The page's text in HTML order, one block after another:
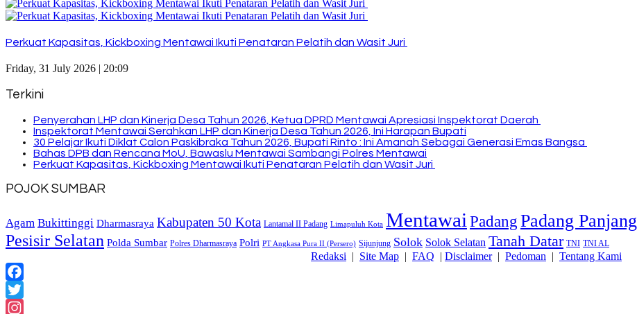
Perkuat Kapasitas, Kickboxing Mentawai Ikuti Penataran Pelatih dan Wasit Juri
Friday, 31 July 2026 | 20:09
Terkini
Penyerahan LHP dan Kinerja Desa Tahun 2026, Ketua DPRD Mentawai Apresiasi Inspektorat Daerah
Inspektorat Mentawai Serahkan LHP dan Kinerja Desa Tahun 2026, Ini Harapan Bupati
30 Pelajar Ikuti Diklat Calon Paskibraka Tahun 2026, Bupati Rinto : Ini Amanah Sebagai Generasi Emas Bangsa
Bahas DPB dan Rencana MoU, Bawaslu Mentawai Sambangi Polres Mentawai
Perkuat Kapasitas, Kickboxing Mentawai Ikuti Penataran Pelatih dan Wasit Juri
POJOK SUMBAR
Agam Bukittinggi Dharmasraya Kabupaten 50 Kota Lantamal II Padang Limapuluh Kota Mentawai PadangPadang Panjang
Pesisir Selatan Polda Sumbar Polres Dharmasraya Polri PT Angkasa Pura II (Persero) Sijunjung Solok Solok Selatan Tanah Datar TNI TNI AL
Redaksi | Site Map | FAQ | Disclaimer| Pedoman | Tentang Kami
Facebook
Twitter